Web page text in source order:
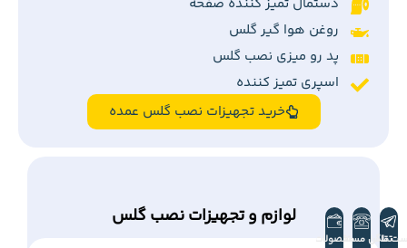
محافظ صفحه نمایشپرایوسی
گلس پرایوسی (حریم شخصی) عمده
شیشه ای انتی استاتیک ESD
خرید گلس پرایوسی عمده
تلگرام
تماس مستقیم
محصولات